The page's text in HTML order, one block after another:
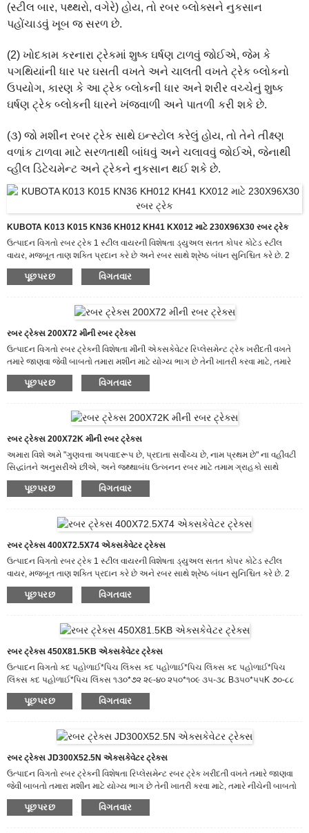
(સ્ટીલ બાર, પથ્થરો, વગેરે) હોય, તો રબર બ્લોક્સને નુકસાન
પહોંચાડવું ખૂબ જ સરળ છે.
(2) ખોદકામ કરનારા ટ્રેકમાં શુષ્ક ઘર્ષણ ટાળવું જોઈએ, જેમ કે
પગથિયાંની ધાર પર ઘસતી વખતે અને ચાલતી વખતે ટ્રેક બ્લોકનો
ઉપયોગ, કારણ કે આ ટ્રેક બ્લોકની ધાર અને શરીર વચ્ચેનું શુષ્ક
ઘર્ષણ ટ્રેક બ્લોકની ધારને ખંજવાળી અને પાતળી કરી શકે છે.
(૩) જો મશીન રબર ટ્રેક સાથે ઇન્સ્ટોલ કરેલું હોય, તો તેને તીક્ષ્ણ
વળાંક ટાળવા માટે સરળતાથી બાંધવું અને ચલાવવું જોઈએ, જેનાથી
વ્હીલ ડિટેચમેન્ટ અને ટ્રેકને નુકસાન થઈ શકે છે.
KUBOTA K013 K015 KN36 KH012 KH41 KX012 માટે 230X96X30 રબર ટ્રેક
ઉત્પાદન વિગતો રબર ટ્રેક 1 સ્ટીલ વાયરની વિશેષતા ડ્યુઅલ સતત કોપર કોટેડ સ્ટીલ
વાયર, મજબૂત તાણ શક્તિ પ્રદાન કરે છે અને રબર સાથે શ્રેષ્ઠ બંધન સુનિશ્ચિત કરે છે. 2
રબર કમ્પાઉન્ડ કાપો અને પહેરો-પ્રતિરોધક રબર કમ્પાઉન્ડ 3 મેટલ ફોર્જિંગ દ્વારા એક-પીસ
ક્રાફ્ટ દાખલ કરો, ટ્રેકને લેટરલ વિકૃતિથી બચાવો. ઉત્પાદન પ્રક્રિયા અમને શા માટે પસંદ
લક્ષ્ય "100% ગ્રાહક સંતોષ..." છે.
પૂછપરછ વિગતવાર
રબર ટ્રેક્સ 200X72 મીની રબર ટ્રેક્સ
ઉત્પાદન વિગતો રબર ટ્રેકની વિશેષતા મીની એક્સકેવેટર રિપ્લેસમેન્ટ ટ્રેક ખરીદતી વખતે
તમારે જાણવા જેવી બાબતો તમારા મશીન માટે યોગ્ય ભાગ છે તેની ખાતરી કરવા માટે, તમારે
નીચેની બાબતો જાણવી જોઈએ: તમારા કોમ્પેક્ટ સાધનોનું મેક, વર્ષ અને મોડેલ. તમને જરૂરી
ટ્રેકનું કદ અથવા સંખ્યા. માર્ગદર્શિકાનું કદ. કેટલા ટ્રેકને બદલવાની જરૂર છે? તમને કયા
ટ્રેક્ટર રબર ટ્રેક ઉત્પાદક તરીકે, અમે વિશ્વાસ અને સપોર્ટ મેળવ્યો છે...
પૂછપરછ વિગતવાર
રબર ટ્રેક્સ 200X72K મીની રબર ટ્રેક્સ
અમારા વિશે અમે "ગુણવત્તા અપવાદરૂપ છે, પ્રદાતા સર્વોચ્ચ છે, નામ પ્રથમ છે" ના વહીવટી
સિદ્ધાંતને અનુસરીએ છીએ, અને જથ્થાબંધ ઉત્ખનન રબર માટે તમામ ગ્રાહકો સાથે
સફળતાનું નિષ્ઠાપૂર્વક નિર્માણ અને શેર કરીશું, અમે ચાલુ સિસ્ટમ નવીનતા, મેનેજમેન્ટ
નવીનતા, ભદ્ર નવીનતા અને ક્ષેત્ર નવીનતા પર લક્ષ્ય રાખીએ છીએ, એકંદર ફાયદા માટે
અમે આગળ જોઈ રહ્યા છીએ કે વધુને વધુ વિદેશી મિત્રો અમારા પરિવારમાં જોડાય...
પૂછપરછ વિગતવાર
રબર ટ્રેક્સ 400X72.5X74 એક્સકેવેટર ટ્રેક્સ
ઉત્પાદન વિગતો રબર ટ્રેક 1 સ્ટીલ વાયરની વિશેષતા ડ્યુઅલ સતત કોપર કોટેડ સ્ટીલ
વાયર, મજબૂત તાણ શક્તિ પ્રદાન કરે છે અને રબર સાથે શ્રેષ્ઠ બંધન સુનિશ્ચિત કરે છે. 2
રબર કમ્પાઉન્ડ કાપો અને પહેરો-પ્રતિરોધક રબર કમ્પાઉન્ડ 3 મેટલ ફોર્જિંગ દ્વારા એક-પીસ
ક્રાફ્ટ દાખલ કરો, ટ્રેકને લેટરલ વિકૃતિથી બચાવો. 4. મૂળ અંડરકેરેજ પર ચોક્કસ રીતે
કંપની લિમિટેડ, મેન્યુ... માં વિશેષતા ધરાવે છે.
પૂછપરછ વિગતવાર
રબર ટ્રેક્સ 450X81.5KB એક્સકેવેટર ટ્રેક્સ
ઉત્પાદન વિગતો કદ પહોળાઈ*પિચ લિંક્સ કદ પહોળાઈ*પિચ લિંક્સ કદ પહોળાઈ*પિચ
લિંક્સ કદ પહોળાઈ*પિચ લિંક્સ ૧૩૦*૭૨ ૨૯-૪૦ ૨૫૦*૧૦૯ ૩૫-૩૮ B૩૫૦*૫૫K ૭૦-૮૮
૧૫૦*૬૦ ૩૨-૪૦ ૨૬૦*૫૨.૫ ૭૪-૮૦ ૩૫૦*૫૬ ૮૦-૮૬ ૧૫૦*૭૨ ૨૯-૪૦ ૨૬૦*૫૫.૫K ૭૪-૮૦
૩૫૦*૭૨.૫KM ૬૨-૭૬ ૧૭૦*૬૦ ૩૦-૪૦ Y૨૬૦*૯૬ ૩૮-૪૧ ૩૫૦*૭૩ ૬૪-૭૮ ૧૮૦*૬૦
40-46 180*72K 32-48 E280*52.5K 70-88 350*109 41-44 180*72KM 30-46 *
240-240 39-41 180*72YM 30-46 V280*72 400*72.5N 70-80 B180...
પૂછપરછ વિગતવાર
રબર ટ્રેક્સ JD300X52.5N એક્સકેવેટર ટ્રેક્સ
ઉત્પાદન વિગતો રબર ટ્રેકની વિશેષતા રિપ્લેસમેન્ટ રબર ટ્રેક ખરીદતી વખતે તમારે જાણવા
જેવી બાબતો તમારા મશીન માટે યોગ્ય ભાગ છે તેની ખાતરી કરવા માટે, તમારે નીચેની બાબતો
જાણવી જોઈએ: તમારા કોમ્પેક્ટ સાધનોનું મેક, વર્ષ અને મોડેલ. તમને જરૂરી ટ્રેકનું કદ
અથવા સંખ્યા. માર્ગદર્શિકાનું કદ. કેટલા ટ્રેકને રિપ્લેસમેન્ટની જરૂર છે? તમને કયા પ્રકારનું
પૂછપરછ વિગતવાર